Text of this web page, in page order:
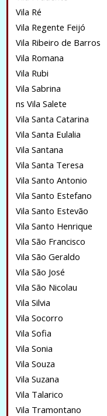
Vila Ré
Vila Regente Feijó
Vila Ribeiro de Barros
Vila Romana
Vila Rubi
Vila Sabrina
ns Vila Salete
Vila Santa Catarina
Vila Santa Eulalia
Vila Santana
Vila Santa Teresa
Vila Santo Antonio
Vila Santo Estefano
Vila Santo Estevão
Vila Santo Henrique
Vila São Francisco
Vila São Geraldo
Vila São José
Vila São Nicolau
Vila Silvia
Vila Socorro
Vila Sofia
Vila Sonia
Vila Souza
Vila Suzana
Vila Talarico
Vila Tramontano